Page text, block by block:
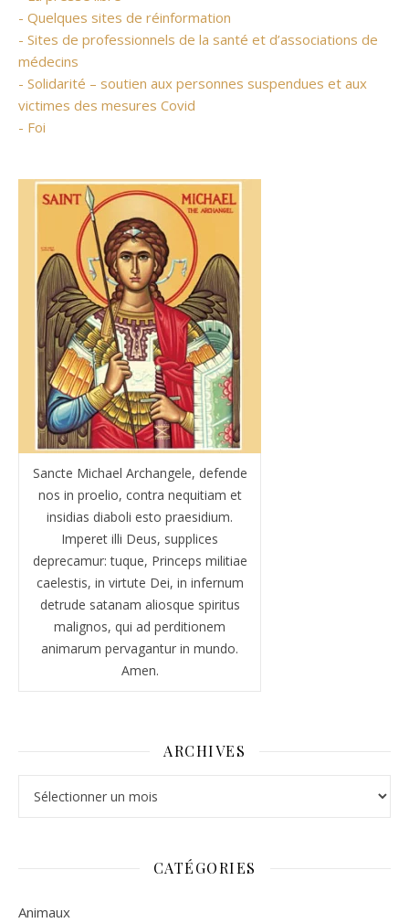
- Quelques sites de réinformation
- Sites de professionnels de la santé et d’associations de
médecins
- Solidarité – soutien aux personnes suspendues et aux
victimes des mesures Covid
- Foi
Sancte Michael Archangele, defende
nos in proelio, contra nequitiam et
insidias diaboli esto praesidium.
Imperet illi Deus, supplices
deprecamur: tuque, Princeps militiae
caelestis, in virtute Dei, in infernum
detrude satanam aliosque spiritus
malignos, qui ad perditionem
animarum pervagantur in mundo.
Amen.
ARCHIVES
CATÉGORIES
Animaux